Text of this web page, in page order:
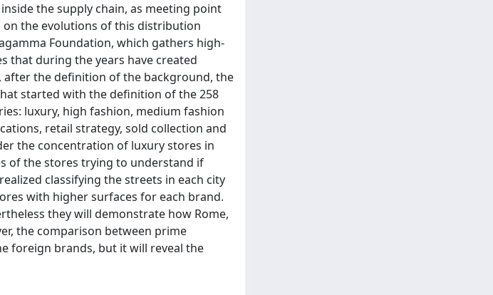
the supply chain, as meeting point
on the evolutions of this distribution
Foundation, which gathers high-
that during the years have created
after the definition of the background, the
started with the definition of the 258
luxury, high fashion, medium fashion
retail strategy, sold collection and
the concentration of luxury stores in
of the stores trying to understand if
classifying the streets in each city
with higher surfaces for each brand.
they will demonstrate how Rome,
the comparison between prime
foreign brands, but it will reveal the